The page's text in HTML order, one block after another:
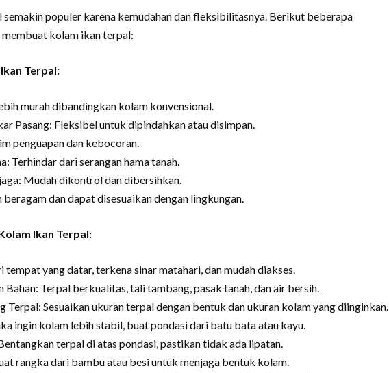
semakin populer karena kemudahan dan fleksibilitasnya. Berikut beberapa
kolam ikan terpal:
Terpal:
murah dibandingkan kolam konvensional.
Pasang: Fleksibel untuk dipindahkan atau disimpan.
penguapan dan kebocoran.
Terhindar dari serangan hama tanah.
Mudah dikontrol dan dibersihkan.
dan dapat disesuaikan dengan lingkungan.
Ikan Terpal:
tempat yang datar, terkena sinar matahari, dan mudah diakses.
Bahan: Terpal berkualitas, tali tambang, pasak tanah, dan air bersih.
Terpal: Sesuaikan ukuran terpal dengan bentuk dan ukuran kolam yang diinginkan.
ingin kolam lebih stabil, buat pondasi dari batu bata atau kayu.
terpal di atas pondasi, pastikan tidak ada lipatan.
rangka dari bambu atau besi untuk menjaga bentuk kolam.